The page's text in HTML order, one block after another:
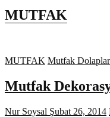
MUTFAK
MUTFAK Mutfak
Mutfak
Nur Soysal Şubat 26, 2014